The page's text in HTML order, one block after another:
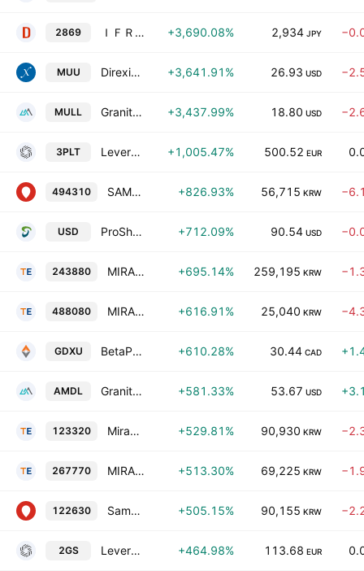
2869 ＩＦＲＥＥＥＴＦ ＮＡＳＤＡＱ１００ レバレッジ +3,690.08% 2,934 JPY
MUU Direxion Daily MU Bull 2X ETF +3,641.91% 26.93 USD
MULL GraniteShares 2x Long MU Daily ETF +3,437.99% 18.80 USD
3PLT Leverage Shares 3x Palantir ETP +1,005.47% 500.52 EUR
494310 SAMSUNG KODEX Semiconductor Leverage ETF Units +826.93% 56,715 KRW
USD ProShares Ultra Semiconductors +712.09% 90.54 USD
243880 MIRAE ASSET TIGER 200 IT LEVERAGE ETF +695.14% 259,195 KRW
488080 MIRAE ASSET TIGER Semiconductor TOP 10 Leverage ETF +616.91% 25,040 KRW
GDXU BetaPro Canadian Gold Miners 2x Daily Bull ETF +610.28% 30.44 CAD
AMDL GraniteShares 2x Long AMD Daily ETF +581.33% 53.67 USD
123320 Mirae Asset Tiger Leverage ETF +529.81% 90,930 KRW
267770 MIRAE ASSET TIGER 200 FUTURES LEVERAGE ETF +513.30% 69,225 KRW
122630 Samsung KODEX Leverage ETF (EQUITY-DERIVATIVES) +505.15% 90,155 KRW
2GS Leverage Shares 2x Goldman Sachs ETP +464.98% 113.68 EUR